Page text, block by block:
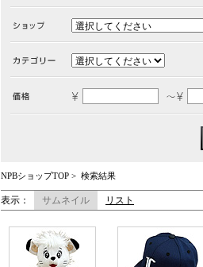
NPBショップTOP > 検索結果
表示： サムネイル リスト